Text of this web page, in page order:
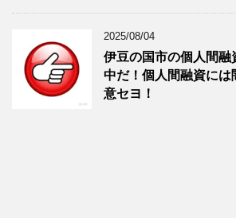
2025/08/04
伊豆の国市の個人間融
中だ！個人間融資には
意セヨ！